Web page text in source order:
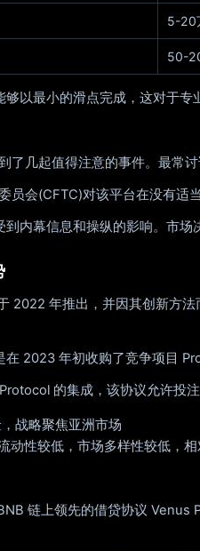
5-20
50-
以最小的滑点完成，这对于专
了几起值得注意的事件。最常
员会(CFTC)对该平台在没有适
内幕信息和操纵的影响。市场
2022 年推出，并因其创新方
2023 年初收购了竞争项目
的集成，该协议允许投
战略聚焦亚洲市场
动性较低，市场多样性较低，
链上领先的借贷协议